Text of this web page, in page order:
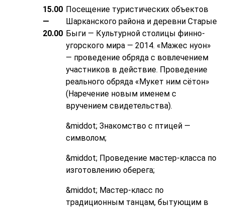
15.00
—
20.00
Посещение туристических объектов
Шарканского района и деревни Старые
Быги — Культурной столицы финно-
угорского мира — 2014. «Мажес нуон»
— проведение обряда с вовлечением
участников в действие. Проведение
реального обряда «Мукет ним сётон»
(Наречение новым именем с
вручением свидетельства).
&middot; Знакомство с птицей —
символом;
&middot; Проведение мастер-класса по
изготовлению оберега;
&middot; Мастер-класс по
традиционным танцам, бытующим в